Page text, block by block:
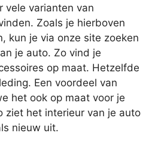
vele varianten van
Zoals je hierboven
kun je via onze site zoeken
je auto. Zo vind je
op maat. Hetzelfde
Een voordeel van
het ook op maat voor je
ziet het interieur van je auto
nieuw uit.